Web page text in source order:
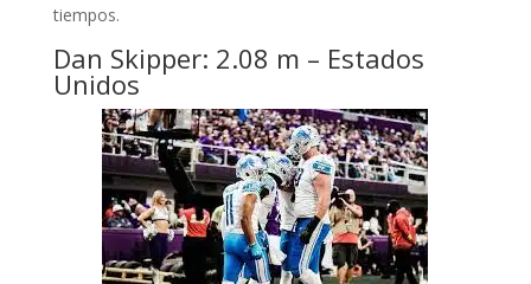
tiempos.
Dan Skipper: 2.08 m – Estados
Unidos